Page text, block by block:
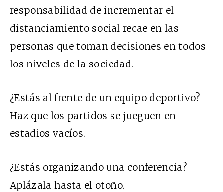
responsabilidad de incrementar el
distanciamiento social recae en las
personas que toman decisiones en todos
los niveles de la sociedad.
¿Estás al frente de un equipo deportivo?
Haz que los partidos se jueguen en
estadios vacíos.
¿Estás organizando una conferencia?
Aplázala hasta el otoño.